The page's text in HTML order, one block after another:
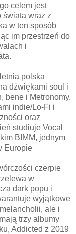
celem jest
świata wraz z
w ten sposób
im przestrzeń do
i
polska
dźwiękami soul i
bene i Metronomy.
indie/Lo-Fi i
oraz
studiuje Vocal
BIMM, jednym
Europie
czerpie
w
dark popu i
wyjątkowe
ale i
trzy albumy
Addicted z 2019